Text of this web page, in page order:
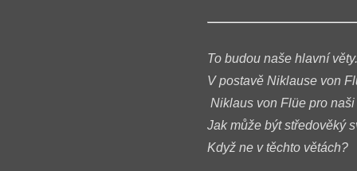
To budou naše hlavní věty.
V postavě Niklause von
Niklaus von Flüe pro naši
Jak může být středověký
Když ne v těchto větách?